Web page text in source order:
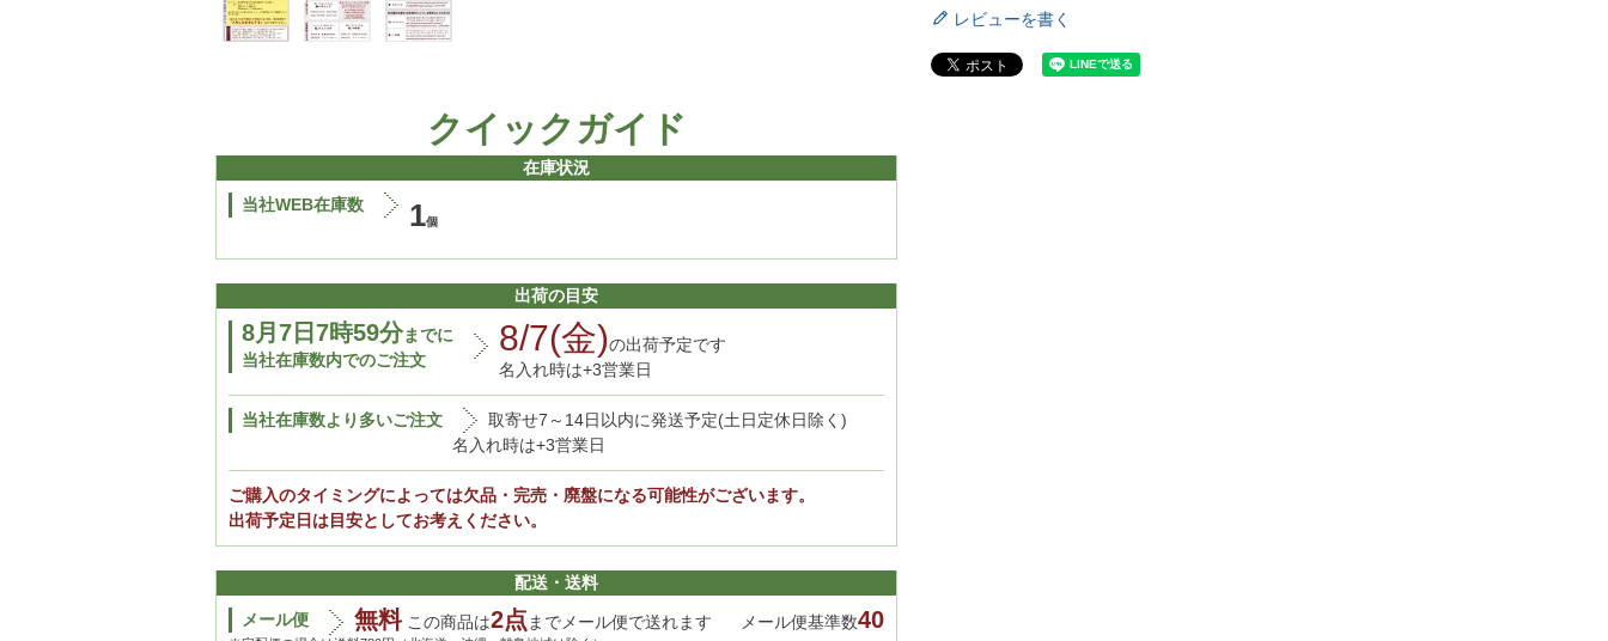
クイックガイド
在庫状況
当社WEB在庫数
1
出荷の目安
8月7日7時59分までに
当社在庫数内でのご注文
8/7(金)の出荷予定です
名入れ時は+3営業日
当社在庫数より多いご注文
取寄せ7～14日以内に発送予定(土日定休日除く)
名入れ時は+3営業日
ご購入のタイミングによっては欠品・完売・廃盤になる可能性がございます。
出荷予定日は目安としてお考えください。
配送・送料
メール便
無料この商品は2点までメール便で送れます メール便基準数40
レビューを書く